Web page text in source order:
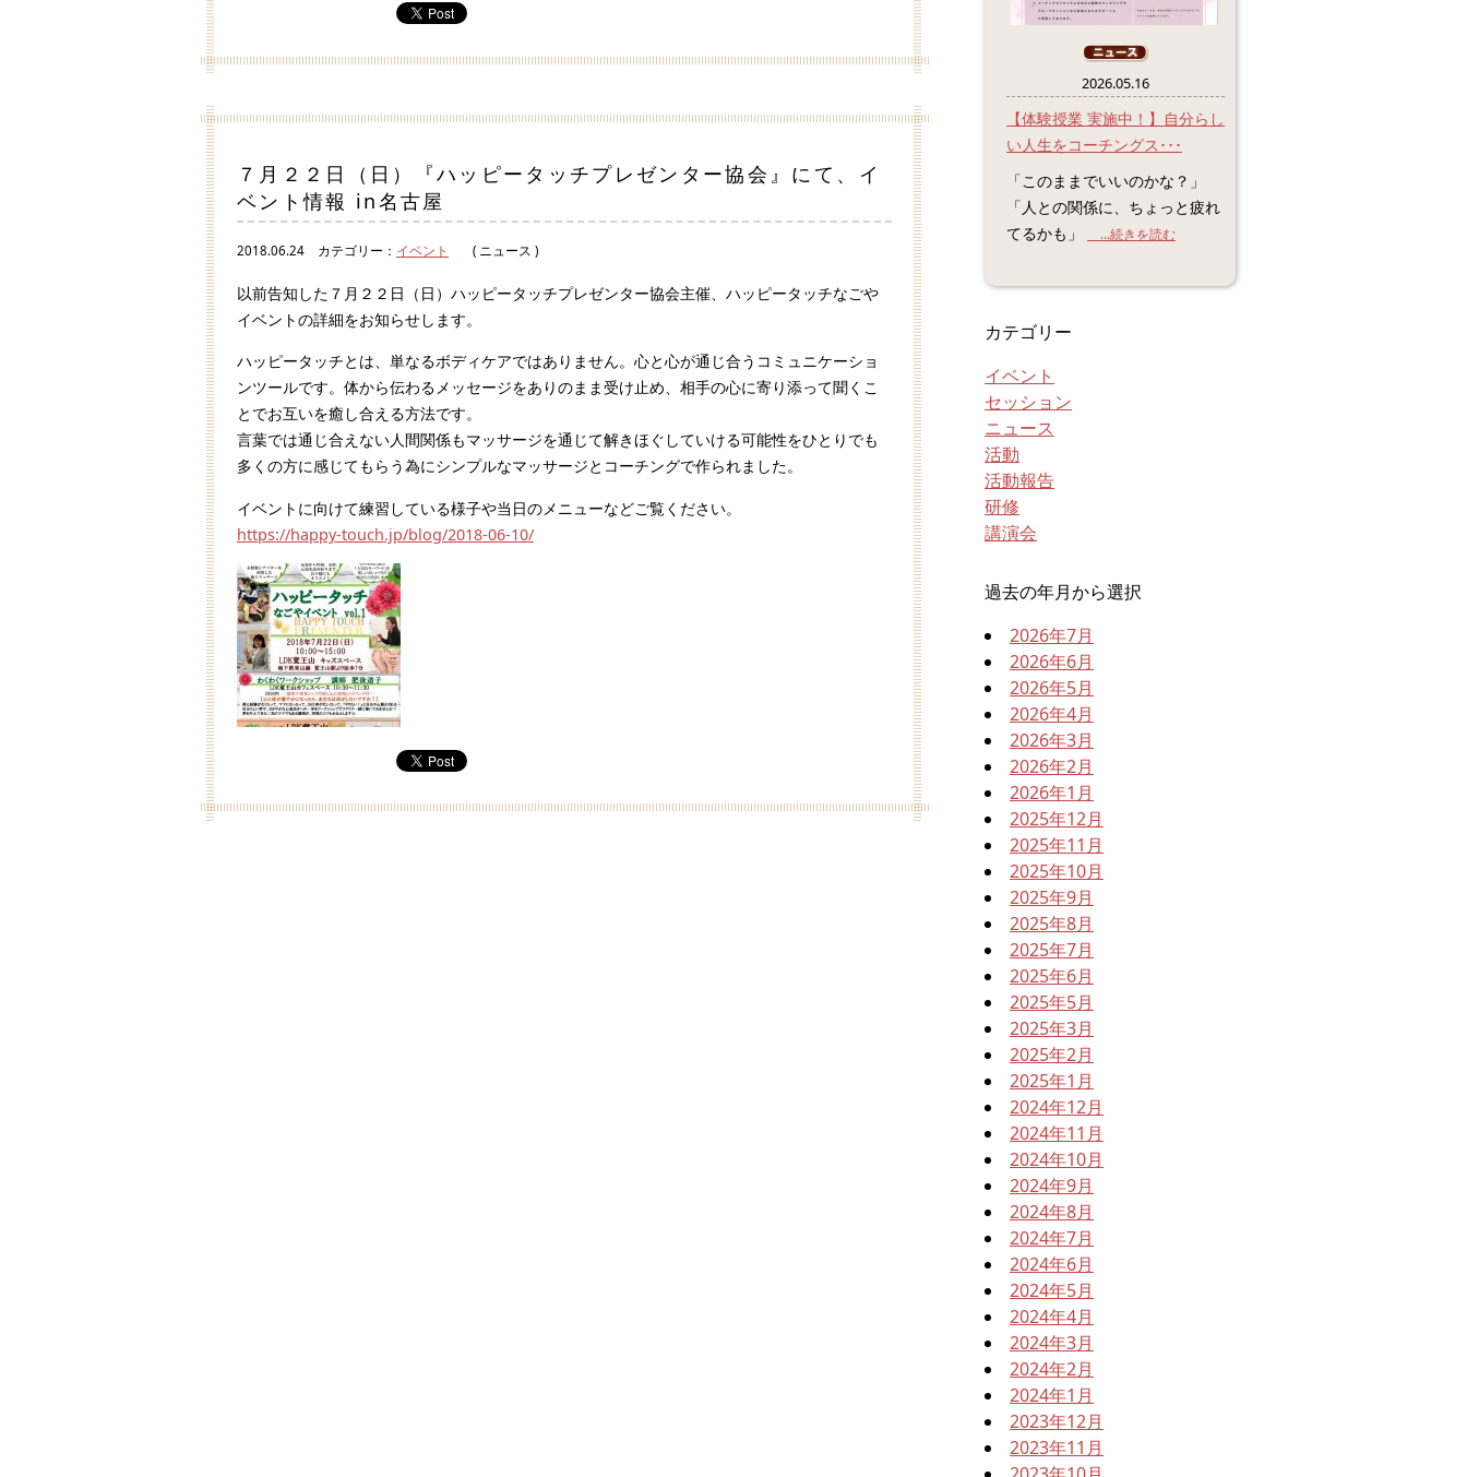
７月２２日（日）『ハッピータッチプレゼンター協会』にて、イ
ベント情報 in名古屋
2018.06.24 カテゴリー： イベント ( ニュース )
以前告知した７月２２日（日）ハッピータッチプレゼンター協会主催、ハッピータッチなごや
イベントの詳細をお知らせします。
ハッピータッチとは、単なるボディケアではありません。心と心が通じ合うコミュニケーショ
ンツールです。体から伝わるメッセージをありのまま受け止め、相手の心に寄り添って聞くこ
とでお互いを癒し合える方法です。
言葉では通じ合えない人間関係もマッサージを通じて解きほぐしていける可能性をひとりでも
多くの方に感じてもらう為にシンプルなマッサージとコーチングで作られました。
イベントに向けて練習している様子や当日のメニューなどご覧ください。
https://happy-touch.jp/blog/2018-06-10/
2026.05.16
【体験授業 実施中！】自分らし
い人生をコーチングス･･･
「このままでいいのかな？」
「人との関係に、ちょっと疲れ
てるかも」
...続きを読む
カテゴリー
イベント
セッション
ニュース
活動
活動報告
研修
講演会
過去の年月から選択
2026年7月
2026年6月
2026年5月
2026年4月
2026年3月
2026年2月
2026年1月
2025年12月
2025年11月
2025年10月
2025年9月
2025年8月
2025年7月
2025年6月
2025年5月
2025年3月
2025年2月
2025年1月
2024年12月
2024年11月
2024年10月
2024年9月
2024年8月
2024年7月
2024年6月
2024年5月
2024年4月
2024年3月
2024年2月
2024年1月
2023年12月
2023年11月